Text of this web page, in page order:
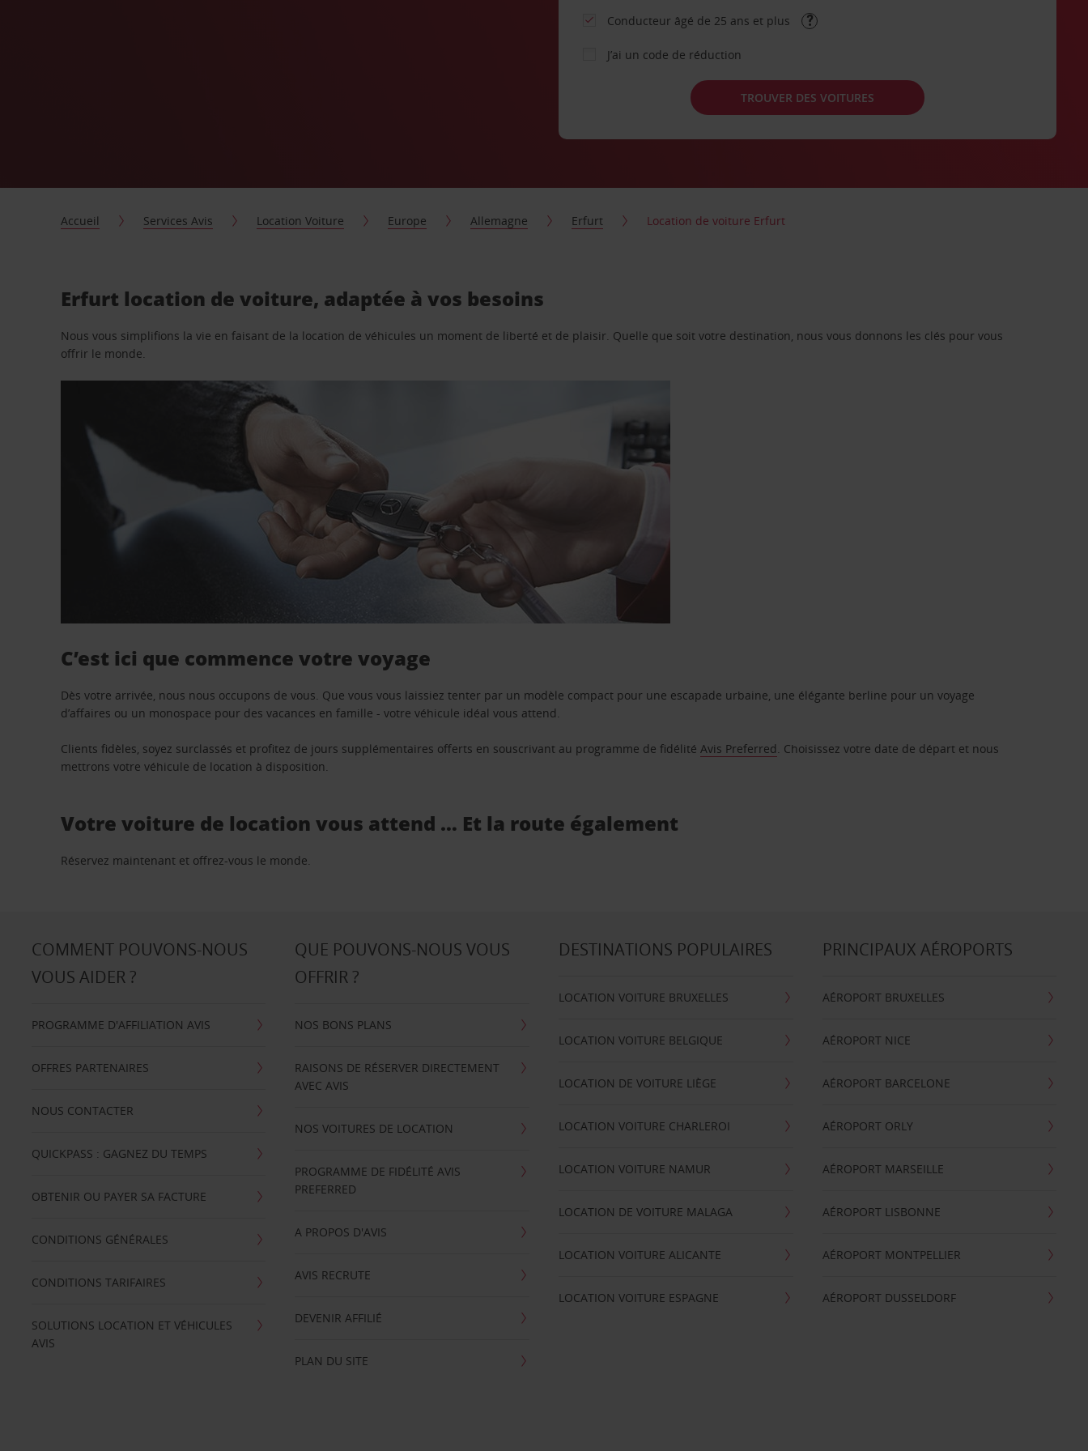
Conducteur âgé de 25 ans et plus
J’ai un code de réduction
TROUVER DES VOITURES
Accueil Services Avis Location Voiture Europe Allemagne Erfurt Location de voiture Erfurt
Erfurt location de voiture, adaptée à vos besoins
Nous vous simplifions la vie en faisant de la location de véhicules un moment de liberté et de plaisir. Quelle que soit votre destination, nous vous donnons les clés pour vous
offrir le monde.
C’est ici que commence votre voyage
Dès votre arrivée, nous nous occupons de vous. Que vous vous laissiez tenter par un modèle compact pour une escapade urbaine, une élégante berline pour un voyage
d’affaires ou un monospace pour des vacances en famille - votre véhicule idéal vous attend.
Clients fidèles, soyez surclassés et profitez de jours supplémentaires offerts en souscrivant au programme de fidélitéAvis Preferred. Choisissez votre date de départ et nous
mettrons votre véhicule de location à disposition.
Votre voiture de location vous attend … Et la route également
Réservez maintenant et offrez-vous le monde.
COMMENT POUVONS-NOUS
VOUS AIDER ?
PROGRAMME D'AFFILIATION AVIS
OFFRES PARTENAIRES
NOUS CONTACTER
QUICKPASS : GAGNEZ DU TEMPS
OBTENIR OU PAYER SA FACTURE
CONDITIONS GÉNÉRALES
CONDITIONS TARIFAIRES
SOLUTIONS LOCATION ET VÉHICULES
AVIS
QUE POUVONS-NOUS VOUS
OFFRIR ?
NOS BONS PLANS
RAISONS DE RÉSERVER DIRECTEMENT
AVEC AVIS
NOS VOITURES DE LOCATION
PROGRAMME DE FIDÉLITÉ AVIS
PREFERRED
A PROPOS D'AVIS
AVIS RECRUTE
DEVENIR AFFILIÉ
PLAN DU SITE
DESTINATIONS POPULAIRES
LOCATION VOITURE BRUXELLES
LOCATION VOITURE BELGIQUE
LOCATION DE VOITURE LIÈGE
LOCATION VOITURE CHARLEROI
LOCATION VOITURE NAMUR
LOCATION DE VOITURE MALAGA
LOCATION VOITURE ALICANTE
LOCATION VOITURE ESPAGNE
PRINCIPAUX AÉROPORTS
AÉROPORT BRUXELLES
AÉROPORT NICE
AÉROPORT BARCELONE
AÉROPORT ORLY
AÉROPORT MARSEILLE
AÉROPORT LISBONNE
AÉROPORT MONTPELLIER
AÉROPORT DUSSELDORF